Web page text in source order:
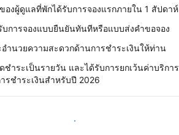
องผู้ดูแลที่พักได้รับการจองแรกภายใน 1 สัปดาห์
บการจองแบบยืนยันทันทีหรือแบบส่งคำขอจอง
อำนวยความสะดวกด้านการชำระเงินให้ท่าน
ชำระเป็นรายวัน และได้รับการยกเว้นค่าบริการ
รชำระเงินสำหรับปี 2026
เริ่มดำเนินการเลย